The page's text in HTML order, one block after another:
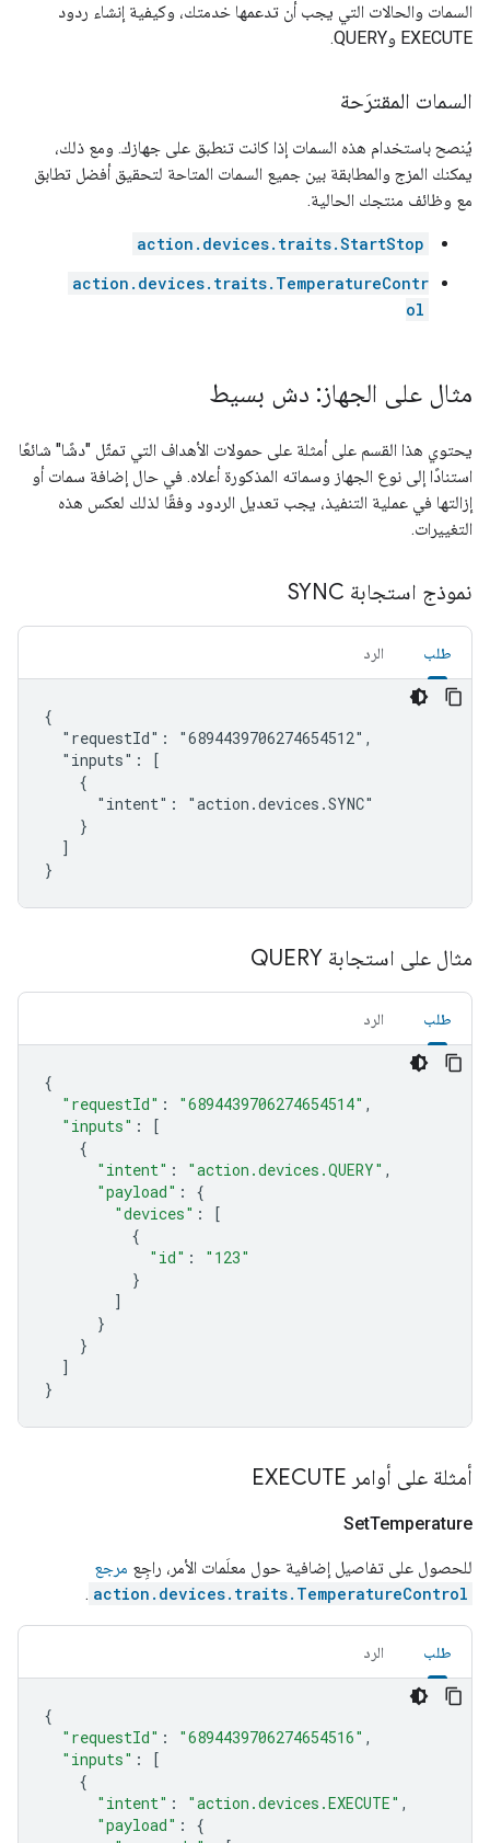
السمات والحالات التي يجب أن تدعمها خدمتك، وكيفية إنشاء ردود
EXECUTE وQUERY.
السمات المقترَحة
يُنصح باستخدام هذه السمات إذا كانت تنطبق على جهازك. ومع ذلك،
يمكنك المزج والمطابقة بين جميع السمات المتاحة لتحقيق أفضل تطابق
مع وظائف منتجك الحالية.
action.devices.traits.StartStop
action.devices.traits.TemperatureContr
ol
مثال على الجهاز: دش بسيط
يحتوي هذا القسم على أمثلة على حمولات الأهداف التي تمثّل "دشًا" شائعًا
استنادًا إلى نوع الجهاز وسماته المذكورة أعلاه. في حال إضافة سمات أو
إزالتها في عملية التنفيذ، يجب تعديل الردود وفقًا لذلك لعكس هذه
التغييرات.
نموذج استجابة SYNC
طلب الرد
{
  "requestId": "6894439706274654512",
  "inputs": [
    {
      "intent": "action.devices.SYNC"
    }
  ]
}
مثال على استجابة QUERY
طلب الرد
{
"requestId" : "6894439706274654514" ,
"inputs" :
[
{
"intent" : "action.devices.QUERY" ,
"payload" :
{
"devices" :
[
{
"id" :
"123"
}
]
}
}
]
}
أمثلة على أوامر EXECUTE
SetTemperature
للحصول على تفاصيل إضافية حول معلَمات الأمر، راجِع مرجع
action.devices.traits.TemperatureControl
.
طلب الرد
{
"requestId" : "6894439706274654516" ,
"inputs" :
[
{
"intent" : "action.devices.EXECUTE" ,
"payload" :
{